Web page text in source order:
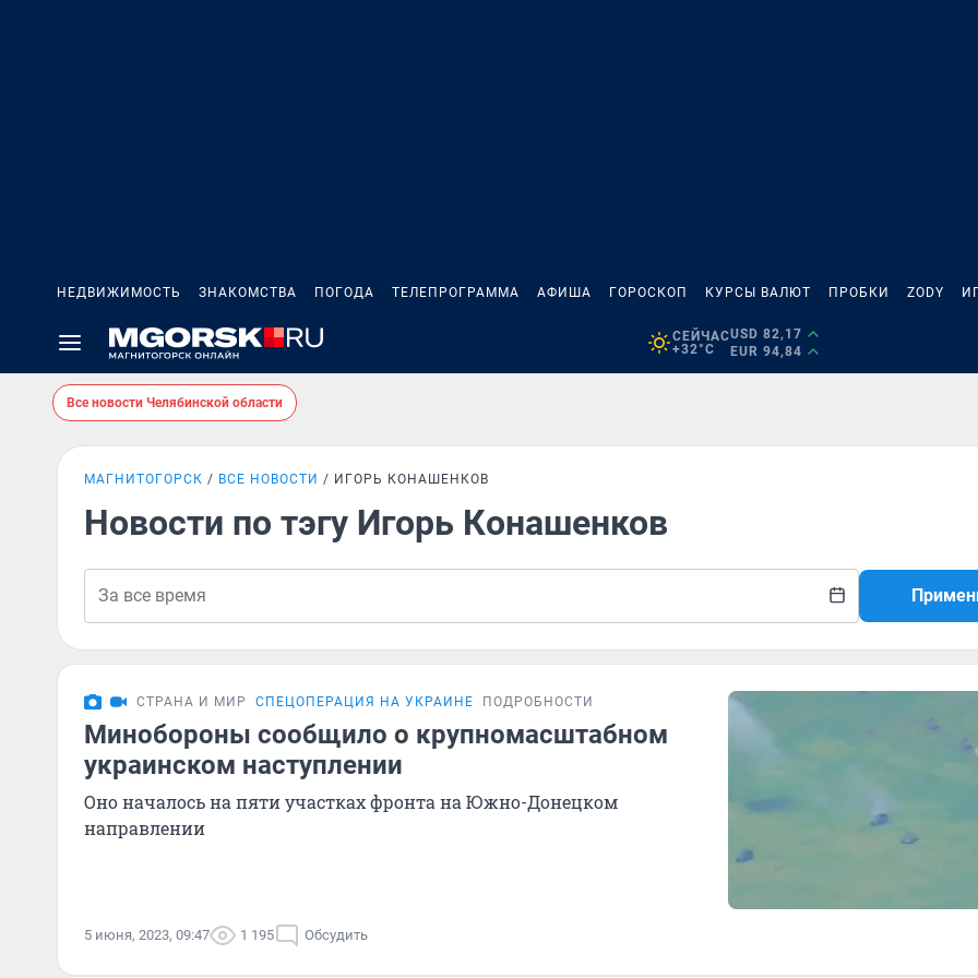
НЕДВИЖИМОСТЬ ЗНАКОМСТВА ПОГОДА ТЕЛЕПРОГРАММА АФИША ГОРОСКОП КУРСЫ ВАЛЮТ ПРОБКИ ZODY
СЕЙЧАС
+32°C
USD 82,17
EUR 94,84
Все новости Челябинской области
МАГНИТОГОРСК ВСЕ НОВОСТИ ИГОРЬ КОНАШЕНКОВ
Новости по тэгу Игорь Конашенков
СТРАНА И МИР СПЕЦОПЕРАЦИЯ НА УКРАИНЕ ПОДРОБНОСТИ
Минобороны сообщило о крупномасштабном
украинском наступлении
Оно началось на пяти участках фронта на Южно-Донецком
направлении
5 июня, 2023, 09:47 1 195 Обсудить